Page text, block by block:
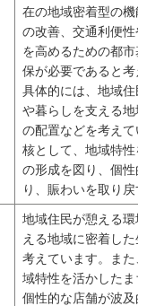
在の地域密着型の機
の改善、交通利便性
を高めるための都市
保が必要であると考
具体的には、地域住
や暮らしを支える地
の配置などを考えて
核として、地域特性
の形成を図り、個性
り、賑わいを取り戻
地域住民が憩える環
える地域に密着した
考えています。また
域特性を活かしたま
個性的な店舗が波及